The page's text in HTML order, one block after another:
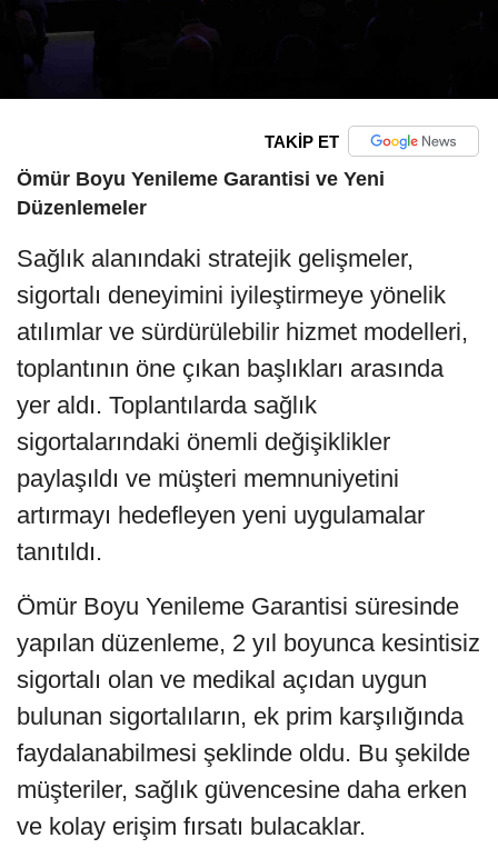
TAKİP ET
Ömür Boyu Yenileme Garantisi ve Yeni
Düzenlemeler
Sağlık alanındaki stratejik gelişmeler,
sigortalı deneyimini iyileştirmeye yönelik
atılımlar ve sürdürülebilir hizmet modelleri,
toplantının öne çıkan başlıkları arasında
yer aldı. Toplantılarda sağlık
sigortalarındaki önemli değişiklikler
paylaşıldı ve müşteri memnuniyetini
artırmayı hedefleyen yeni uygulamalar
tanıtıldı.
Ömür Boyu Yenileme Garantisi süresinde
yapılan düzenleme, 2 yıl boyunca kesintisiz
sigortalı olan ve medikal açıdan uygun
bulunan sigortalıların, ek prim karşılığında
faydalanabilmesi şeklinde oldu. Bu şekilde
müşteriler, sağlık güvencesine daha erken
ve kolay erişim fırsatı bulacaklar.